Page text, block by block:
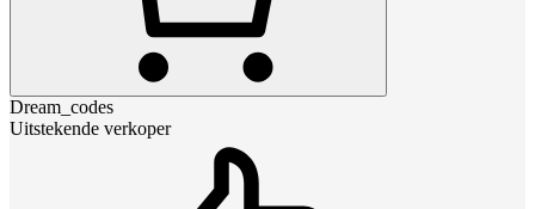
Dream_codes
Uitstekende verkoper